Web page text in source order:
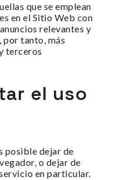
que se emplean
en el Sitio Web con
relevantes y
por tanto, más
terceros
el uso
posible dejar de
o dejar de
en particular.